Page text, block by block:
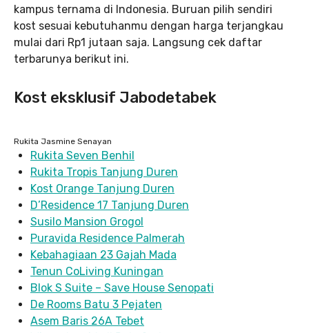
kampus ternama di Indonesia. Buruan pilih sendiri
kost sesuai kebutuhanmu dengan harga terjangkau
mulai dari Rp1 jutaan saja. Langsung cek daftar
terbarunya berikut ini.
Kost eksklusif Jabodetabek
Rukita Jasmine Senayan
Rukita Seven Benhil
Rukita Tropis Tanjung Duren
Kost Orange Tanjung Duren
D’Residence 17 Tanjung Duren
Susilo Mansion Grogol
Puravida Residence Palmerah
Kebahagiaan 23 Gajah Mada
Tenun CoLiving Kuningan
Blok S Suite – Save House Senopati
De Rooms Batu 3 Pejaten
Asem Baris 26A Tebet